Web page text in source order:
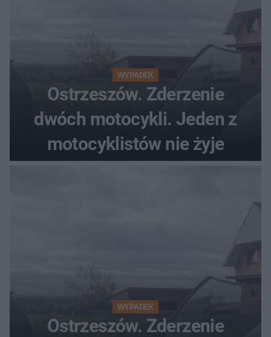
WYPADEK
Ostrzeszów. Zderzenie
dwóch motocykli. Jeden z
motocyklistów nie żyje
WYPADEK
Ostrzeszów. Zderzenie